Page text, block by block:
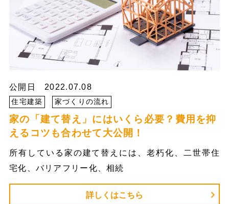
公開日 2022.07.08
住宅建築 家づくりの流れ
家の「建て替え」にはいくら必要？費用を抑
えるコツも合わせて大公開！
所有している家の建て替えには、老朽化、二世帯住
宅化、バリアフリー化、相続
詳しくはこちら